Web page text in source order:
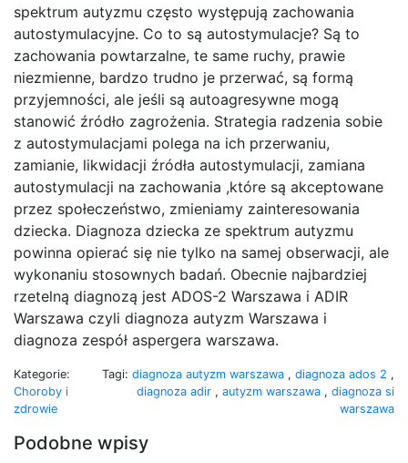
spektrum autyzmu często występują zachowania
autostymulacyjne. Co to są autostymulacje? Są to
zachowania powtarzalne, te same ruchy, prawie
niezmienne, bardzo trudno je przerwać, są formą
przyjemności, ale jeśli są autoagresywne mogą
stanowić źródło zagrożenia. Strategia radzenia sobie
z autostymulacjami polega na ich przerwaniu,
zamianie, likwidacji źródła autostymulacji, zamiana
autostymulacji na zachowania ,które są akceptowane
przez społeczeństwo, zmieniamy zainteresowania
dziecka. Diagnoza dziecka ze spektrum autyzmu
powinna opierać się nie tylko na samej obserwacji, ale
wykonaniu stosownych badań. Obecnie najbardziej
rzetelną diagnozą jest ADOS-2 Warszawa i ADIR
Warszawa czyli diagnoza autyzm Warszawa i
diagnoza zespół aspergera warszawa.
Kategorie:
Choroby i
zdrowie
Tagi: diagnoza autyzm warszawa , diagnoza ados 2 ,
diagnoza adir , autyzm warszawa , diagnoza si
warszawa
Podobne wpisy